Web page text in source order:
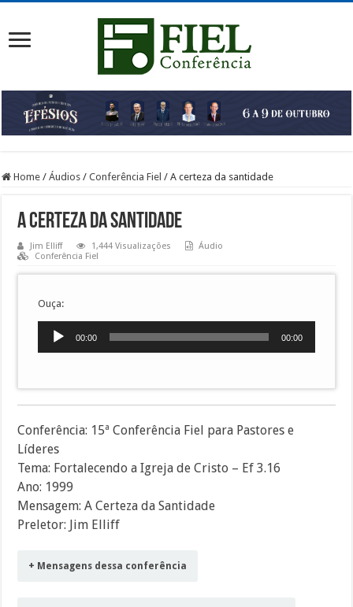
Home / Áudios / Conferência Fiel / A certeza da santidade
A certeza da santidade
Jim Elliff 1,444 Visualizações
Áudio
Conferência Fiel
Ouça:
Tocador
00:00 00:00
Conferência: 15ª Conferência Fiel para Pastores e
Líderes
Tema: Fortalecendo a Igreja de Cristo – Ef 3.16
Ano: 1999
Mensagem: A Certeza da Santidade
Preletor: Jim Elliff
+ Mensagens dessa conferência